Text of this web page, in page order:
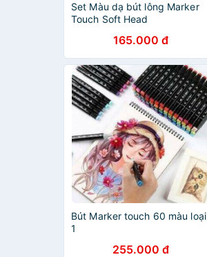
Set Màu dạ bút lông Marker
Touch Soft Head
165.000 đ
Bút Marker touch 60 màu loại
1
255.000 đ